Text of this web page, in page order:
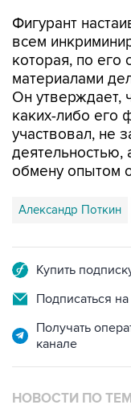
Фигурант
всем
которая, по его
материалами
Он утверждает,
каких-либо его
участвовал, не
деятельностью,
обмену опытом
Александр Поткин
Купить
Подписаться
Получать
канале
НОВОСТИ ПО